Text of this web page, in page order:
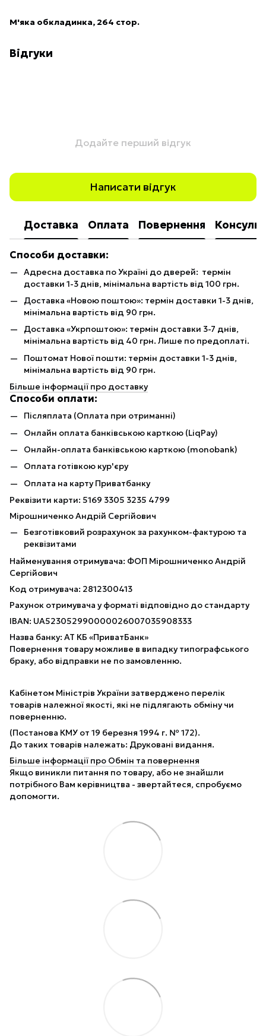
М'яка обкладинка, 264 стор.
Відгуки
Додайте перший відгук
Написати відгук
Доставка Оплата Повернення
Способи доставки:
Адресна доставка по Україні до дверей: термін
доставки 1-3 днів, мінімальна вартість від 100 грн.
Доставка «Новою поштою»: термін доставки 1-3 днів,
мінімальна вартість від 90 грн.
Доставка «Укрпоштою»: термін доставки 3-7 днів,
мінімальна вартість від 40 грн. Лише по предоплаті.
Поштомат Нової пошти: термін доставки 1-3 днів,
мінімальна вартість від 90 грн.
Більше інформації про доставку
Способи оплати:
Післяплата (Оплата при отриманні)
Онлайн оплата банківською карткою (LiqPay)
Онлайн-оплата банківською карткою (monobank)
Оплата готівкою кур'єру
Оплата на карту Приватбанку
Реквізити карти: 5169 3305 3235 4799
Мірошниченко Андрій Сергійович
Безготівковий розрахунок за рахунком-фактурою та
реквізитами
Найменування отримувача: ФОП Мірошниченко Андрій
Сергійович
Код отримувача: 2812300413
Рахунок отримувача у форматі відповідно до стандарту
IBAN: UA523052990000026007035908333
Назва банку: АТ КБ «ПриватБанк»
Повернення товару можливе в випадку типографського
браку, або відправки не по замовленню.
Кабінетом Міністрів України затверджено перелік
товарів належної якості, які не підлягають обміну чи
поверненню.
(Постанова КМУ от 19 березня 1994 г. № 172).
До таких товарів належать: Друковані видання.
Більше інформації про Обмін та повернення
Якщо виникли питання по товару, або не знайшли
потрібного Вам керівництва - звертайтеся, спробуємо
допомогти.